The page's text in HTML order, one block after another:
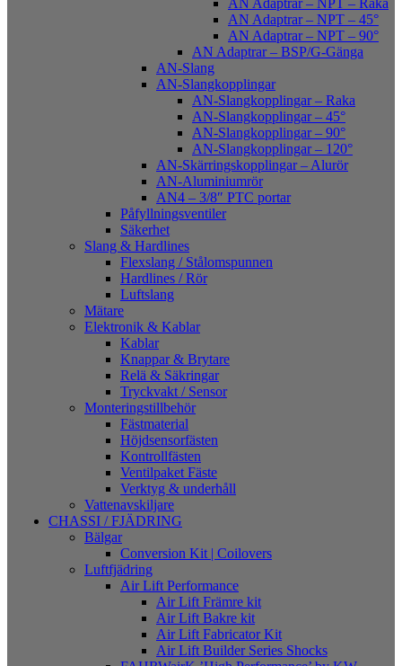
AN Adaptrar – NPT – Raka
AN Adaptrar – NPT – 45°
AN Adaptrar – NPT – 90°
AN Adaptrar – BSP/G-Gänga
AN-Slang
AN-Slangkopplingar
AN-Slangkopplingar – Raka
AN-Slangkopplingar – 45°
AN-Slangkopplingar – 90°
AN-Slangkopplingar – 120°
AN-Skärringskopplingar – Alurör
AN-Aluminiumrör
AN4 – 3/8″ PTC portar
Påfyllningsventiler
Säkerhet
Slang & Hardlines
Flexslang / Stålomspunnen
Hardlines / Rör
Luftslang
Mätare
Elektronik & Kablar
Kablar
Knappar & Brytare
Relä & Säkringar
Tryckvakt / Sensor
Monteringstillbehör
Fästmaterial
Höjdsensorfästen
Kontrollfästen
Ventilpaket Fäste
Verktyg & underhåll
Vattenavskiljare
CHASSI / FJÄDRING
Bälgar
Conversion Kit | Coilovers
Luftfjädring
Air Lift Performance
Air Lift Främre kit
Air Lift Bakre kit
Air Lift Fabricator Kit
Air Lift Builder Series Shocks